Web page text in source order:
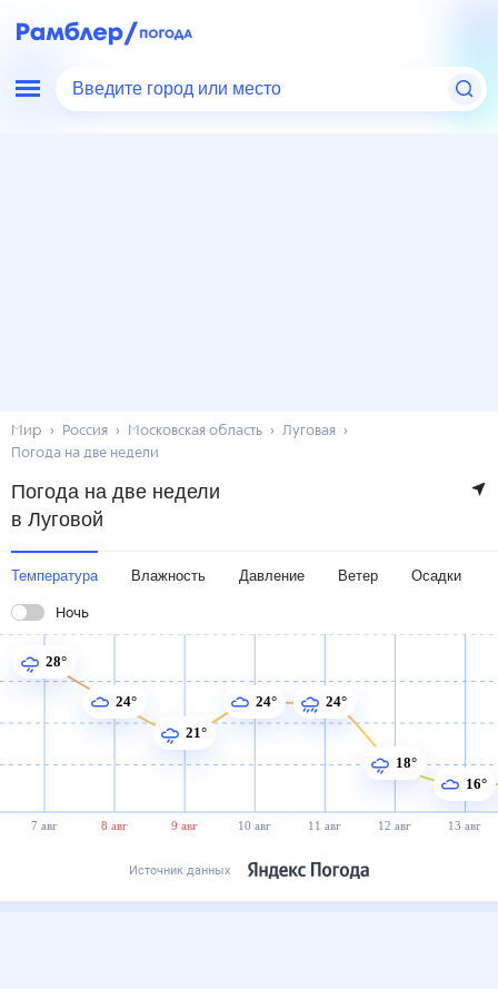
Введите город или место
Мир Россия Московская область
Луговая
Погода на две недели
Погода на две недели
в Луговой
Температура Влажность Давление Ветер Осадки
Ночь
7 авг 8 авг 9 авг 10 авг 11 авг 12 авг 13 авг
28°
24°
21°
24° 24°
18°
16°
Источник данных